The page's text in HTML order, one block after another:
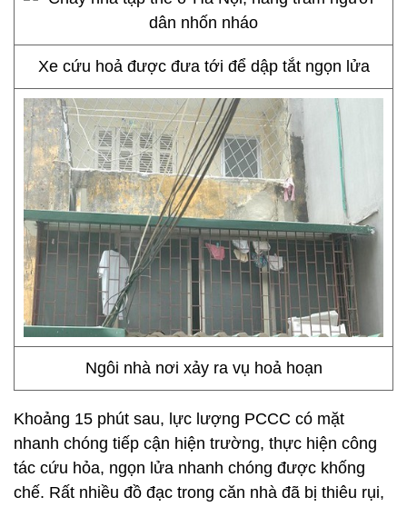
Xe cứu hoả được đưa tới để dập tắt ngọn lửa
Ngôi nhà nơi xảy ra vụ hoả hoạn
Khoảng 15 phút sau, lực lượng PCCC có mặt
nhanh chóng tiếp cận hiện trường, thực hiện công
tác cứu hỏa, ngọn lửa nhanh chóng được khống
chế. Rất nhiều đồ đạc trong căn nhà đã bị thiêu rụi,